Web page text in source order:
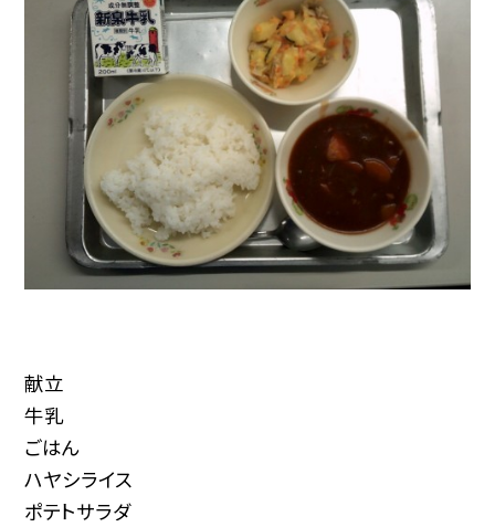
献立
牛乳
ごはん
ハヤシライス
ポテトサラダ